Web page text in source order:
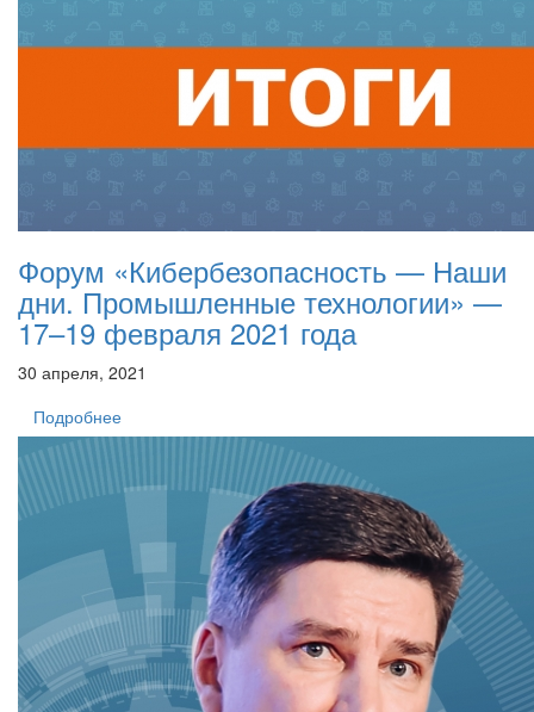
Форум «Кибербезопасность — Наши
дни. Промышленные технологии» —
17–19 февраля 2021 года
30 апреля, 2021
Подробнее